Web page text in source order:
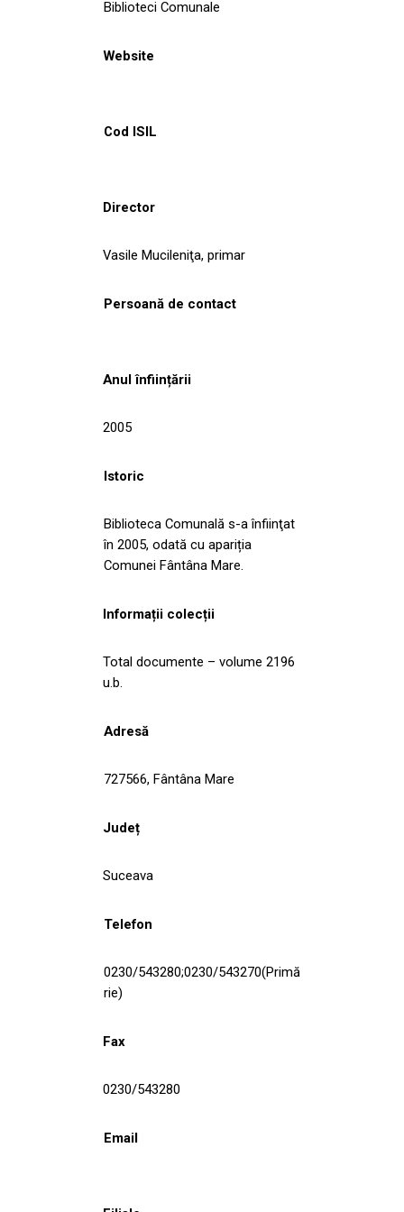
Biblioteci Comunale
Website
Cod ISIL
Director
Vasile Mucileniţa, primar
Persoană de contact
Anul înființării
2005
Istoric
Biblioteca Comunală s-a înfiinţat
în 2005, odată cu apariția
Comunei Fântâna Mare.
Informații colecții
Total documente – volume 2196
u.b.
Adresă
727566, Fântâna Mare
Județ
Suceava
Telefon
0230/543280;0230/543270(Primă
rie)
Fax
0230/543280
Email